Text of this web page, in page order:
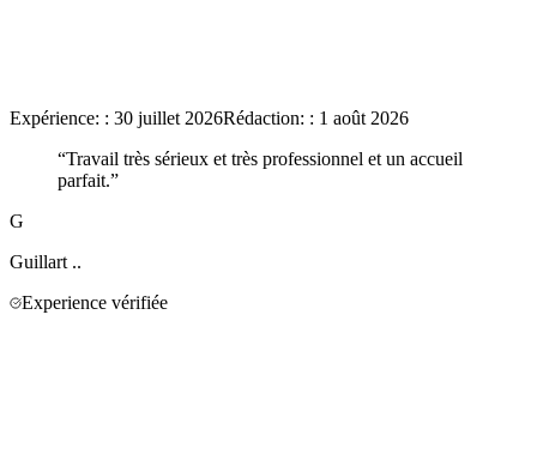
Expérience: : 30 juillet 2026Rédaction: : 1 août 2026
“Travail très sérieux et très professionnel et un accueil
parfait.”
G
Guillart ..
Experience vérifiée